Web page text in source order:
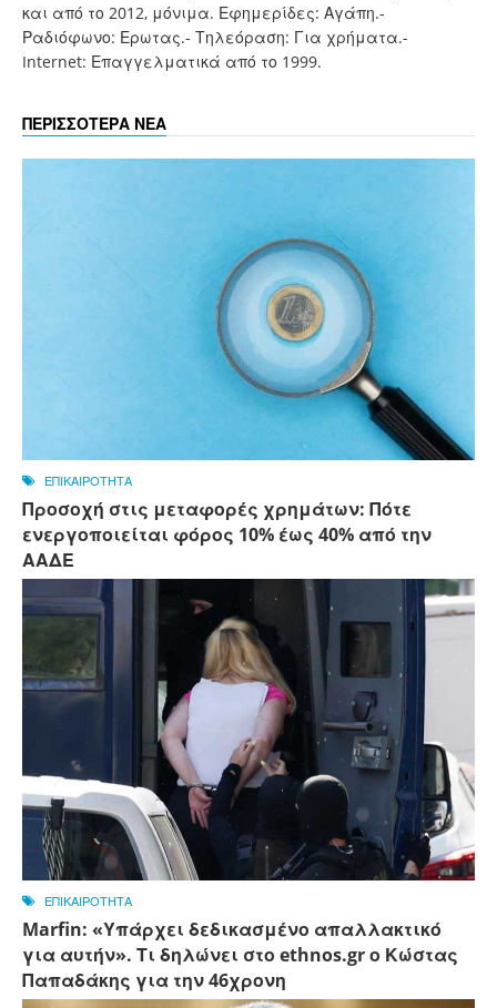
και από το 2012, μόνιμα. Εφημερίδες: Αγάπη.-
Ραδιόφωνο: Ερωτας.- Τηλεόραση: Για χρήματα.-
Internet: Επαγγελματικά από το 1999.
ΠΕΡΙΣΣΟΤΕΡΑ ΝΕΑ
ΕΠΙΚΑΙΡΟΤΗΤΑ
Προσοχή στις μεταφορές χρημάτων: Πότε
ενεργοποιείται φόρος 10% έως 40% από την
ΑΑΔΕ
ΕΠΙΚΑΙΡΟΤΗΤΑ
Marfin: «Υπάρχει δεδικασμένο απαλλακτικό
για αυτήν». Τι δηλώνει στο ethnos.gr ο Κώστας
Παπαδάκης για την 46χρονη